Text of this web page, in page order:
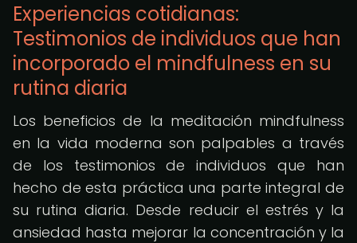
Experiencias cotidianas:
Testimonios de individuos que han
incorporado el mindfulness en su
rutina diaria
Los beneficios de la meditación mindfulness
en la vida moderna son palpables a través
de los testimonios de individuos que han
hecho de esta práctica una parte integral de
su rutina diaria. Desde reducir el estrés y la
ansiedad hasta mejorar la concentración y la